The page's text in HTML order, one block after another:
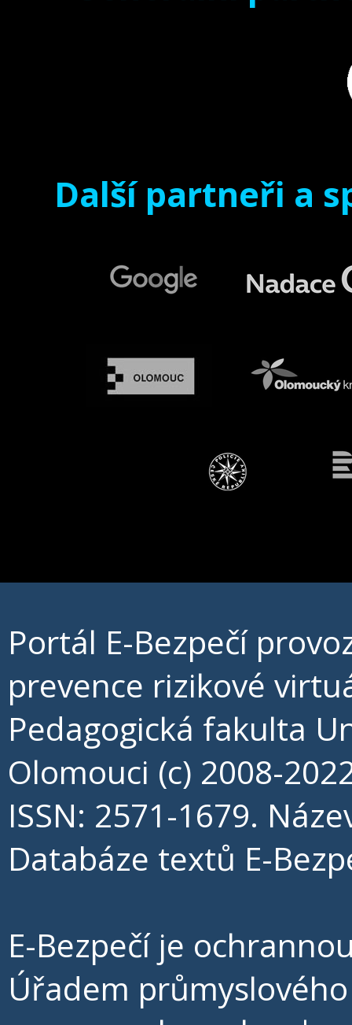
Další partneři a
Portál E-Bezpečí
prevence rizikové
Pedagogická fakulta
Olomouci (c) 2008-
ISSN: 2571-1679.
Databáze textů E-
E-Bezpečí je
Úřadem